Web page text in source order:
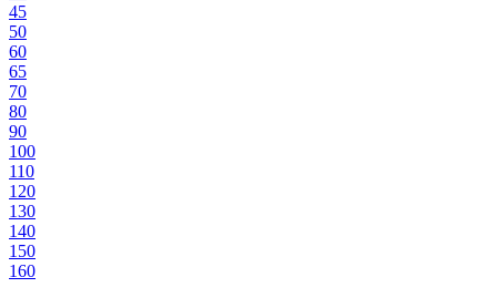
45
50
60
65
70
80
90
100
110
120
130
140
150
160